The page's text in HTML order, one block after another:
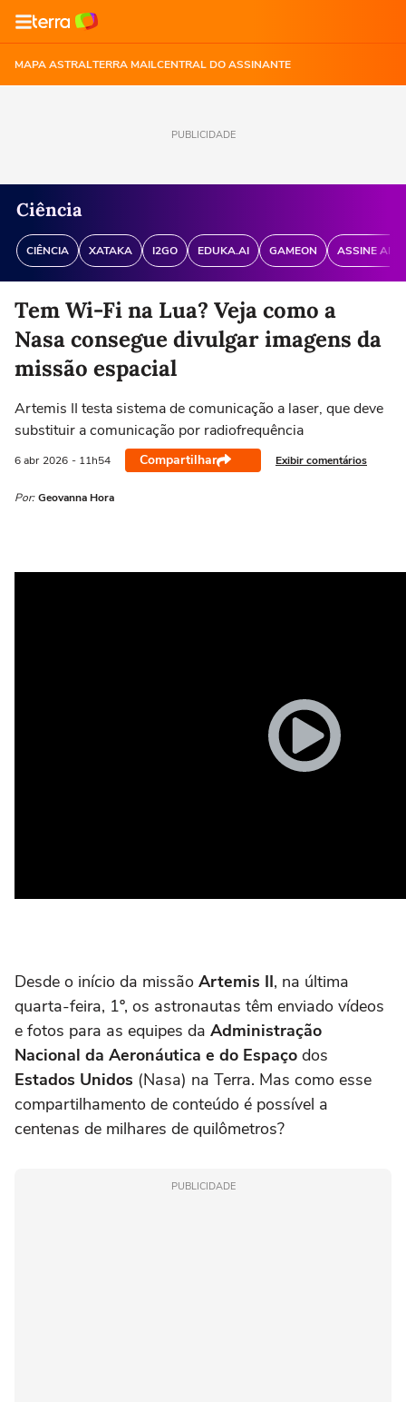
MAPA ASTRALTERRA MAILCENTRAL DO ASSINANTE
PUBLICIDADE
Ciência
CIÊNCIA XATAKA I2GO EDUKA.AI GAMEON ASSINE
Tem Wi-Fi na Lua? Veja como a
Nasa consegue divulgar imagens da
missão espacial
Artemis II testa sistema de comunicação a laser, que deve
substituir a comunicação por radiofrequência
6 abr 2026 - 11h54 Compartilhar Exibir comentários
Por: Geovanna Hora
Desde o início da missão Artemis II, na última
quarta-feira, 1º, os astronautas têm enviado vídeos
e fotos para as equipes da Administração
Nacional da Aeronáutica e do Espaço dos
Estados Unidos (Nasa) na Terra. Mas como esse
compartilhamento de conteúdo é possível a
centenas de milhares de quilômetros?
PUBLICIDADE